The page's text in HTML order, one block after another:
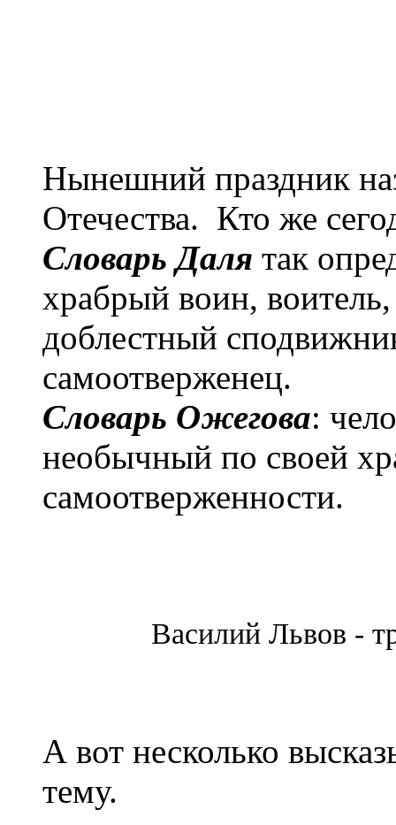
Нынешний праздник
Отечества. Кто же
Словарь Даля так
храбрый воин,
доблестный
самоотверженец.
Словарь Ожегова:
необычный по своей
самоотверженности.
Василий Львов -
А вот несколько
тему.